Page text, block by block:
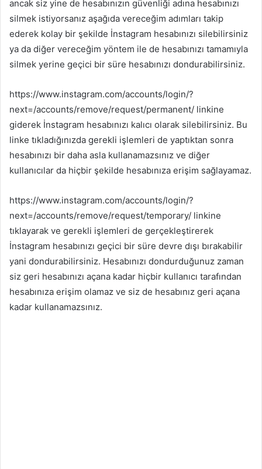
ancak siz yine de hesabınızın güvenliği adına hesabınızı
silmek istiyorsanız aşağıda vereceğim adımları takip
ederek kolay bir şekilde İnstagram hesabınızı silebilirsiniz
ya da diğer vereceğim yöntem ile de hesabınızı tamamıyla
silmek yerine geçici bir süre hesabınızı dondurabilirsiniz.
https://www.instagram.com/accounts/login/?
next=/accounts/remove/request/permanent/ linkine
giderek İnstagram hesabınızı kalıcı olarak silebilirsiniz. Bu
linke tıkladığınızda gerekli işlemleri de yaptıktan sonra
hesabınızı bir daha asla kullanamazsınız ve diğer
kullanıcılar da hiçbir şekilde hesabınıza erişim sağlayamaz.
https://www.instagram.com/accounts/login/?
next=/accounts/remove/request/temporary/ linkine
tıklayarak ve gerekli işlemleri de gerçekleştirerek
İnstagram hesabınızı geçici bir süre devre dışı bırakabilir
yani dondurabilirsiniz. Hesabınızı dondurduğunuz zaman
siz geri hesabınızı açana kadar hiçbir kullanıcı tarafından
hesabınıza erişim olamaz ve siz de hesabınız geri açana
kadar kullanamazsınız.